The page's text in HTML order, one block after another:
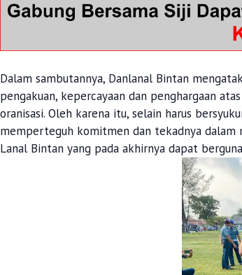
Dalam sambutannya, Danlanal Bintan
pengakuan, kepercayaan dan penghargaan
oranisasi. Oleh karena itu, selain harus
memperteguh komitmen dan tekadnya dalam
Lanal Bintan yang pada akhirnya dapat